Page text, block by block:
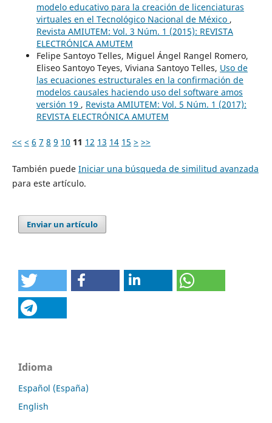
modelo educativo para la creación de licenciaturas
virtuales en el Tecnológico Nacional de México ,
Revista AMIUTEM: Vol. 3 Núm. 1 (2015): REVISTA
ELECTRÓNICA AMUTEM
Felipe Santoyo Telles, Miguel Ángel Rangel Romero,
Eliseo Santoyo Teyes, Viviana Santoyo Telles, Uso de
las ecuaciones estructurales en la confirmación de
modelos causales haciendo uso del software amos
versión 19 , Revista AMIUTEM: Vol. 5 Núm. 1 (2017):
REVISTA ELECTRÓNICA AMUTEM
<< < 6 7 8 9 10 11 12 13 14 15 > >>
También puede Iniciar una búsqueda de similitud avanzada
para este artículo.
Enviar un artículo
Idioma
Español (España)
English